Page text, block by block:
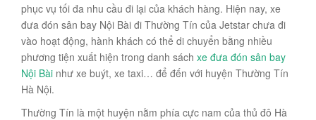
phục vụ tối đa nhu cầu đi lại của khách hàng. Hiện nay, xe
đưa đón sân bay Nội Bài đi Thường Tín của Jetstar chưa đi
vào hoạt động, hành khách có thể di chuyển bằng nhiều
phương tiện xuất hiện trong danh sách xe đưa đón sân bay
Nội Bài như xe buýt, xe taxi… để đến với huyện Thường Tín
Hà Nội.
Thường Tín là một huyện nằm phía cực nam của thủ đô Hà